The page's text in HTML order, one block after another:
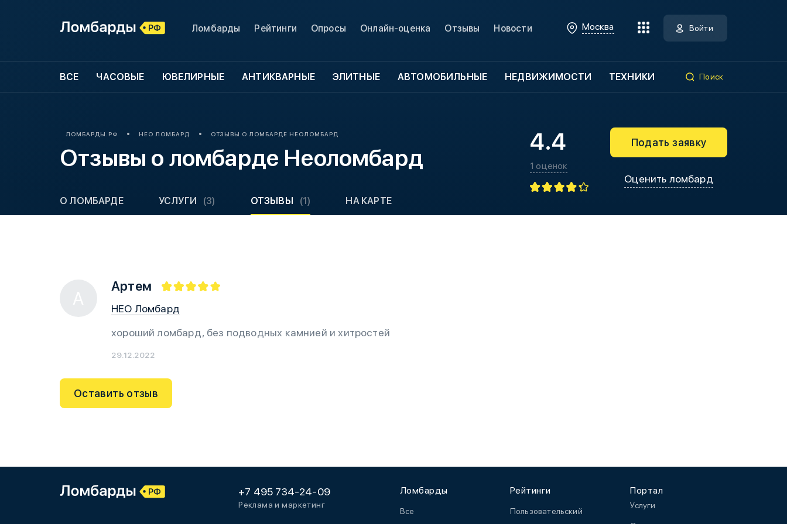
Ломбарды Рейтинги Опросы Онлайн-оценка Отзывы Новости Москва Войти
ВСЕ ЧАСОВЫЕ ЮВЕЛИРНЫЕ АНТИКВАРНЫЕ ЭЛИТНЫЕ АВТОМОБИЛЬНЫЕ НЕДВИЖИМОСТИ ТЕХНИКИ Поиск
ЛОМБАРДЫ.РФ НЕО ЛОМБАРД ОТЗЫВЫ О ЛОМБАРДЕ НЕОЛОМБАРД
Отзывы о ломбарде Неоломбард
4.4
1 оценок
Подать заявку
Оценить ломбард
О ЛОМБАРДЕ УСЛУГИ (3) ОТЗЫВЫ (1) НА КАРТЕ
Артем
НЕО Ломбард
хороший ломбард, без подводных камнией и хитростей
29.12.2022
Оставить отзыв
+7 495 734-24-09
Реклама и маркетинг
Ломбарды
Все
Рейтинги
Пользовательский
Портал
Услуги